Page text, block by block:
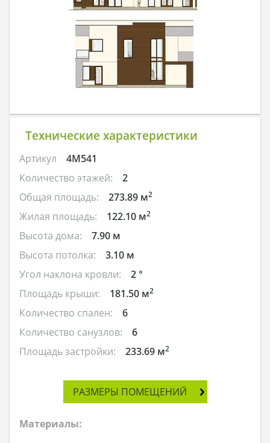
Технические характеристики
Артикул
4M541
Количество этажей:
2
Общая площадь:
273.89 м2
Жилая площадь: 122.10 м2
Высота дома:
7.90 м
Высота потолка:
3.10 м
Угол наклона кровли:
2 °
Площадь крыши:
181.50 м2
Количество спален:
6
Количество санузлов:
6
Площадь застройки:
233.69 м2
РАЗМЕРЫ ПОМЕЩЕНИЙ
Материалы: